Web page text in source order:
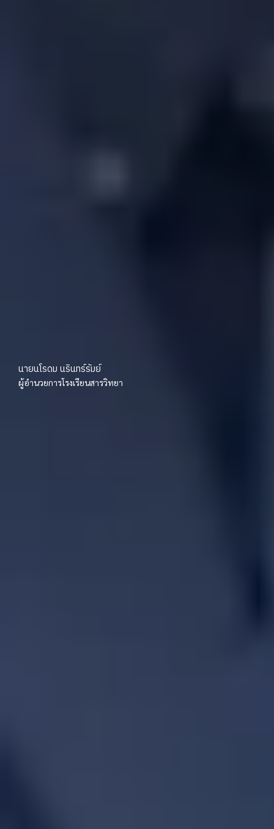
นายนโรดม นรินทร์รัมย์
ผู้อำนวยการโรงเรียนสารวิทยา